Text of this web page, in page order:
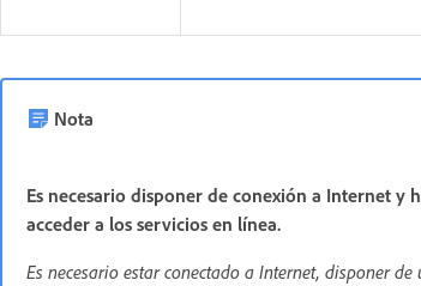
Nota
Es necesario disponer de conexión a Internet y
acceder a los servicios en línea.
Es necesario estar conectado a Internet, disponer